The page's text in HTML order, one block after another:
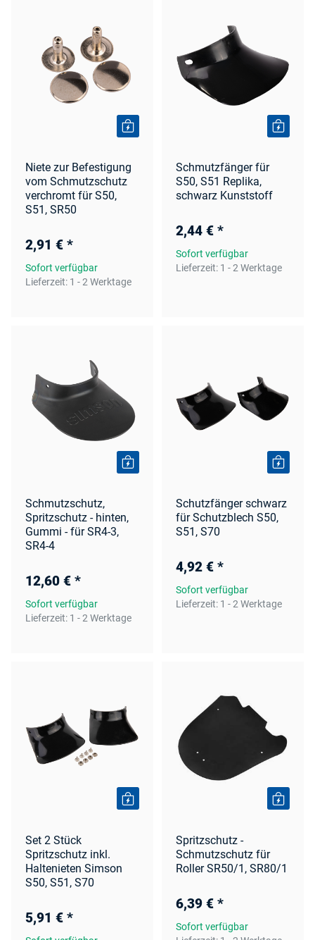
Niete zur Befestigung
vom Schmutzschutz
verchromt für S50,
S51, SR50
2,91 € *
Sofort verfügbar
Lieferzeit: 1 - 2 Werktage
Schmutzfänger für
S50, S51 Replika,
schwarz Kunststoff
2,44 € *
Sofort verfügbar
Lieferzeit: 1 - 2 Werktage
Schmutzschutz,
Spritzschutz - hinten,
Gummi - für SR4-3,
SR4-4
12,60 € *
Sofort verfügbar
Lieferzeit: 1 - 2 Werktage
Schutzfänger schwarz
für Schutzblech S50,
S51, S70
4,92 € *
Sofort verfügbar
Lieferzeit: 1 - 2 Werktage
Set 2 Stück
Spritzschutz inkl.
Haltenieten Simson
S50, S51, S70
5,91 € *
Spritzschutz -
Schmutzschutz für
Roller SR50/1, SR80/1
6,39 € *
Sofort verfügbar